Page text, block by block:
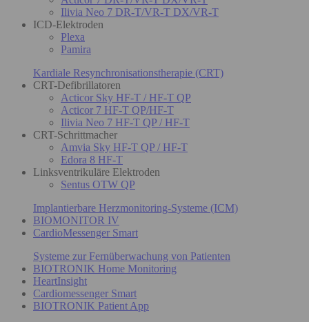
Ilivia Neo 7 DR-T/VR-T DX/VR-T
ICD-Elektroden
Plexa
Pamira
Kardiale Resynchronisationstherapie (CRT)
CRT-Defibrillatoren
Acticor Sky HF-T / HF-T QP
Acticor 7 HF-T QP/HF-T
Ilivia Neo 7 HF-T QP / HF-T
CRT-Schrittmacher
Amvia Sky HF-T QP / HF-T
Edora 8 HF-T
Linksventrikuläre Elektroden
Sentus OTW QP
Implantierbare Herzmonitoring-Systeme (ICM)
BIOMONITOR IV
CardioMessenger Smart
Systeme zur Fernüberwachung von Patienten
BIOTRONIK Home Monitoring
HeartInsight
Cardiomessenger Smart
BIOTRONIK Patient App